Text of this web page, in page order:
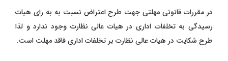
در مقررات قانونی مهلتی جهت طرح اعتراض نسبت به به رای هیات
رسیدگی به تخلفات اداری در هیات عالی نظارت وجود ندارد و لذا
طرح شکایت در هیات عالی نظارت بر تخلفات اداری فاقد مهلت است.